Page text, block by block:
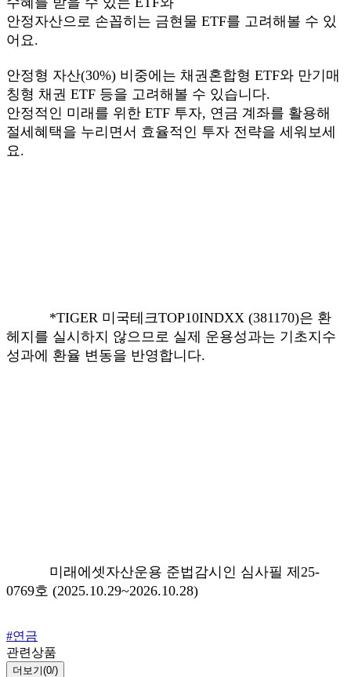
안정자산으로 손꼽히는 금현물 ETF를 고려해볼 수 있
어요.
안정형 자산(30%) 비중에는 채권혼합형 ETF와 만기매
칭형 채권 ETF 등을 고려해볼 수 있습니다.
안정적인 미래를 위한 ETF 투자, 연금 계좌를 활용해
절세혜택을 누리면서 효율적인 투자 전략을 세워보세
요.
*TIGER 미국테크TOP10INDXX (381170)은 환
헤지를 실시하지 않으므로 실제 운용성과는 기초지수
성과에 환율 변동을 반영합니다.
미래에셋자산운용 준법감시인 심사필 제25-
0769호 (2025.10.29~2026.10.28)
#연금
관련상품
더보기(0/)